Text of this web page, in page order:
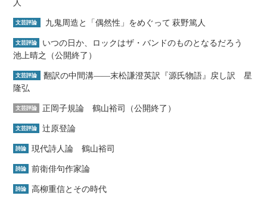
文芸評論 九鬼周造と「偶然性」をめぐって 萩野篤人
文芸評論
いつの日か、ロックはザ・バンドのものとなるだろう
池上晴之（公開終了）
文芸評論
翻訳の中間溝――末松謙澄英訳『源氏物語』戻し訳 星
隆弘
文芸評論 正岡子規論 鶴山裕司（公開終了）
文芸評論 辻原登論
詩論 現代詩人論 鶴山裕司
詩論 前衛俳句作家論
詩論 高柳重信とその時代